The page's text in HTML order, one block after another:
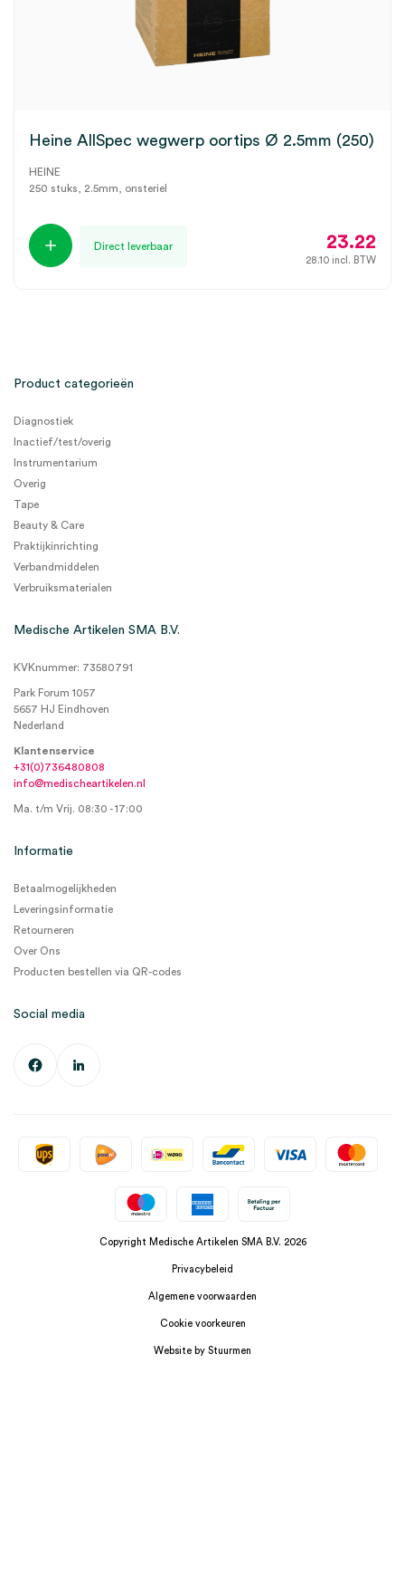
Heine AllSpec wegwerp oortips Ø 2.5mm (250)
HEINE
250 stuks, 2.5mm, onsteriel
Direct leverbaar 23.22
28.10 incl. BTW
Product categorieën
Diagnostiek
Inactief/test/overig
Instrumentarium
Overig
Tape
Beauty & Care
Praktijkinrichting
Verbandmiddelen
Verbruiksmaterialen
Medische Artikelen SMA B.V.
KVKnummer: 73580791
Park Forum 1057
5657 HJ Eindhoven
Nederland
Klantenservice
+31(0)736480808
info@medischeartikelen.nl
Ma. t/m Vrij. 08:30 - 17:00
Informatie
Betaalmogelijkheden
Leveringsinformatie
Retourneren
Over Ons
Producten bestellen via QR-codes
Social media
Copyright Medische Artikelen SMA B.V. 2026
Privacybeleid
Algemene voorwaarden
Cookie voorkeuren
Website by Stuurmen